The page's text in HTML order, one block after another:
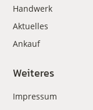
Handwerk
Aktuelles
Ankauf
Weiteres
Impressum